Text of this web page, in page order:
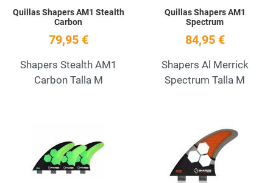
Quillas Shapers AM1 Stealth
Carbon
79,95 €
Shapers Stealth AM1
Carbon Talla M
Quillas Shapers AM1
Spectrum
84,95 €
Shapers Al Merrick
Spectrum Talla M